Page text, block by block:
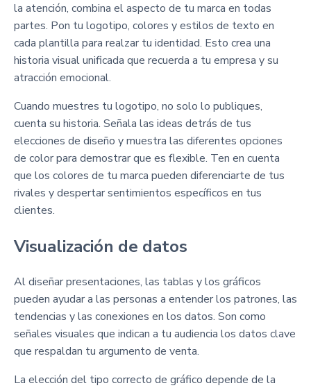
la atención, combina el aspecto de tu marca en todas
partes. Pon tu logotipo, colores y estilos de texto en
cada plantilla para realzar tu identidad. Esto crea una
historia visual unificada que recuerda a tu empresa y su
atracción emocional.
Cuando muestres tu logotipo, no solo lo publiques,
cuenta su historia. Señala las ideas detrás de tus
elecciones de diseño y muestra las diferentes opciones
de color para demostrar que es flexible. Ten en cuenta
que los colores de tu marca pueden diferenciarte de tus
rivales y despertar sentimientos específicos en tus
clientes.
Visualización de datos
Al diseñar presentaciones, las tablas y los gráficos
pueden ayudar a las personas a entender los patrones, las
tendencias y las conexiones en los datos. Son como
señales visuales que indican a tu audiencia los datos clave
que respaldan tu argumento de venta.
La elección del tipo correcto de gráfico depende de la